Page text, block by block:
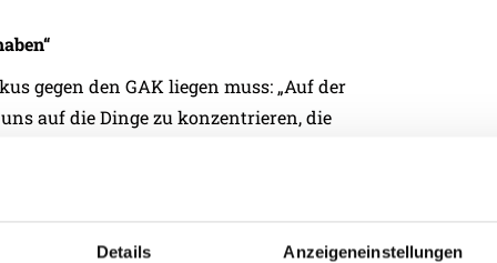
Details Anzeigeneinstellungen
gegen den GAK liegen muss: „Auf der
auf die Dinge zu konzentrieren, die
in Graz zurück auf die